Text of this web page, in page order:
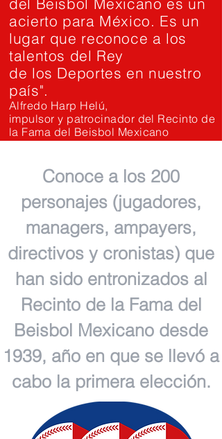
acierto para México. Es un
lugar que reconoce a los
talentos del Rey
de los Deportes en nuestro
país".
Alfredo Harp Helú,
impulsor y patrocinador del Recinto de
la Fama del Beisbol Mexicano
Conoce a los 200
personajes (jugadores,
managers, ampayers,
directivos y cronistas) que
han sido entronizados al
Recinto de la Fama del
Beisbol Mexicano desde
1939, año en que se llevó a
cabo la primera elección.